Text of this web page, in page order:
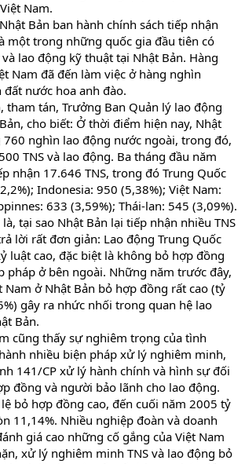
Nam.
Bản ban hành chính sách tiếp nhận
một trong những quốc gia đầu tiên có
lao động kỹ thuật tại Nhật Bản. Hàng
Nam đã đến làm việc ở hàng nghìn
nước hoa anh đào.
tham tán, Trưởng Ban Quản lý lao động
cho biết: Ở thời điểm hiện nay, Nhật
760 nghìn lao động nước ngoài, trong đó,
TNS và lao động. Ba tháng đầu năm
nhận 17.646 TNS, trong đó Trung Quốc
Indonesia: 950 (5,38%); Việt Nam:
633 (3,59%); Thái-lan: 545 (3,09%).
tại sao Nhật Bản lại tiếp nhận nhiều TNS
lời rất đơn giản: Lao động Trung Quốc
luật cao, đặc biệt là không bỏ hợp đồng
pháp ở bên ngoài. Những năm trước đây,
Nam ở Nhật Bản bỏ hợp đồng rất cao (tỷ
gây ra nhức nhối trong quan hệ lao
Bản.
cũng thấy sự nghiêm trọng của tình
nhiều biện pháp xử lý nghiêm minh,
141/CP xử lý hành chính và hình sự đối
đồng và người bảo lãnh cho lao động.
bỏ hợp đồng cao, đến cuối năm 2005 tỷ
11,14%. Nhiều nghiệp đoàn và doanh
giá cao những cố gắng của Việt Nam
xử lý nghiêm minh TNS và lao động bỏ